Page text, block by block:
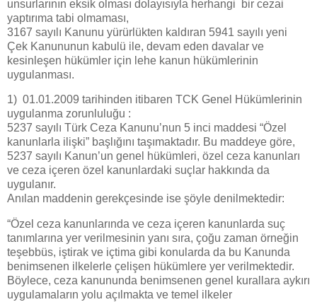
unsurlarının eksik olması dolayısıyla herhangi bir cezai
yaptırıma tabi olmaması,
3167 sayılı Kanunu yürürlükten kaldıran 5941 sayılı yeni
Çek Kanununun kabulü ile, devam eden davalar ve
kesinleşen hükümler için lehe kanun hükümlerinin
uygulanması.
1) 01.01.2009 tarihinden itibaren TCK Genel Hükümlerinin
uygulanma zorunluluğu :
5237 sayılı Türk Ceza Kanunu’nun 5 inci maddesi “Özel
kanunlarla ilişki” başlığını taşımaktadır. Bu maddeye göre,
5237 sayılı Kanun’un genel hükümleri, özel ceza kanunları
ve ceza içeren özel kanunlardaki suçlar hakkında da
uygulanır.
Anılan maddenin gerekçesinde ise şöyle denilmektedir:
“Özel ceza kanunlarında ve ceza içeren kanunlarda suç
tanımlarına yer verilmesinin yanı sıra, çoğu zaman örneğin
teşebbüs, iştirak ve içtima gibi konularda da bu Kanunda
benimsenen ilkelerle çelişen hü­kümlere yer verilmektedir.
Böylece, ceza kanununda benimsenen genel ku­rallara aykırı
uygulamaların yolu açılmakta ve temel ilkeler